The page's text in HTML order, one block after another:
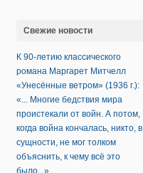
Свежие новости
К 90-летию классического
романа Маргарет Митчелл
«Унесённые ветром» (1936 г.):
«... Многие бедствия мира
проистекали от войн. А потом,
когда война кончалась, никто, в
сущности, не мог толком
объяснить, к чему всё это